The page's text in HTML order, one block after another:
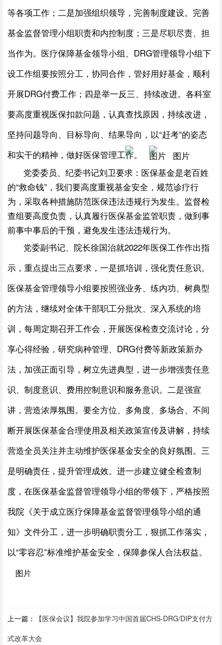
等各项工作；二是加强组织领导，完善制度建设。完善
基金监督管理小组职责和内控制度；三是尽职尽责、担
当作为。医疗保障基金领导小组、DRG管理领导小组下
设工作组要按照分工，协同合作，管好用好基金，顺利
开展DRG付费工作；四是举一反三、持续改进。各科室
要高度重视医保扣款问题，认真查找原因，持续改进，
坚持问题导向、目标导向、结果导向，以“赶考”的姿态
和实干的精神，做好医保管理工作。
党委委员、纪委书记刘卫要求：医保基金是老百姓
的“救命钱”，我们要高度重视基金安全，规范诊疗行
为，采取各种措施防范医保违法违规行为发生。监督检
查组要高度负责，认真履行医保基金监管职责，做到事
前事中事后的干预，避免发生违法违规行为。
党委副书记、院长徐国治就2022年医保工作作出指
示，重点提出三点要求，一是抓培训，强化责任意识。
医保基金管理领导小组要按照强业务、练内功、树典型
的方法，继续对全体干部职工分批次、深入系统的培
训，每周定期召开工作会，开展医保检查交流讨论，分
享心得经验，研究病种管理、DRG付费等新政策新办
法，加强正面引导，树立先进典型，进一步增强责任意
识、制度意识、费用控制意识和服务意识。二是强宣
讲，营造浓厚氛围。要全方位、多角度、多场合、不间
断开展医保基金合理使用及相关政策宣传及讲解，持续
营造全员关注并主动维护医保基金安全的良好氛围。三
是明确责任，提升管理成效。进一步建立健全检查制
度，在医保基金监督管理领导小组的带领下，严格按照
我院《关于成立医疗保障基金监督管理领导小组的通
知》文件分工，进一步明确职责分工，狠抓工作落实，
以“零容忍”标准维护基金安全，保障参保人合法权益。
上一篇：
【医保会议】我院参加学习中国首届CHS-DRG/DIP支付方
式改革大会